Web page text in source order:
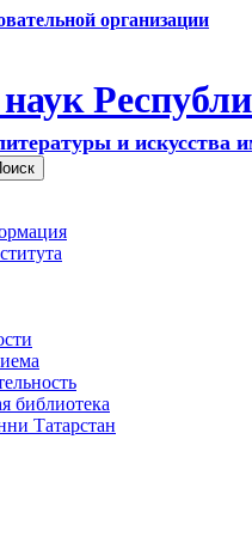
организации
и искусства
библиотека
Татарстан